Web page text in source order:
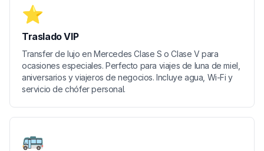
⭐
Traslado VIP
Transfer de lujo en Mercedes Clase S o Clase V para
ocasiones especiales. Perfecto para viajes de luna de miel,
aniversarios y viajeros de negocios. Incluye agua, Wi-Fi y
servicio de chófer personal.
🚌